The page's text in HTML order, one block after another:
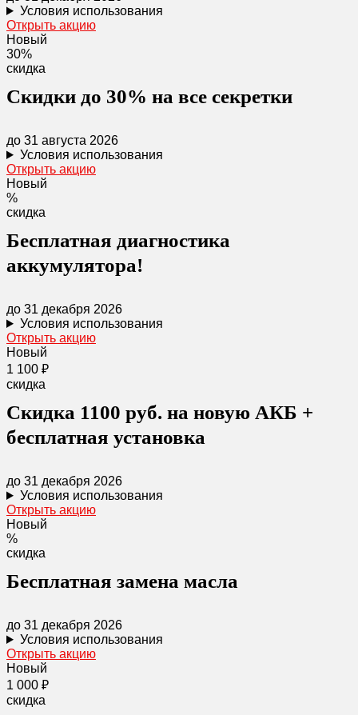
Условия использования
Открыть акцию
Новый
30%
скидка
Скидки до 30% на все секретки
до 31 августа 2026
Условия использования
Открыть акцию
Новый
%
скидка
Бесплатная диагностика
аккумулятора!
до 31 декабря 2026
Условия использования
Открыть акцию
Новый
1 100 ₽
скидка
Скидка 1100 руб. на новую АКБ +
бесплатная установка
до 31 декабря 2026
Условия использования
Открыть акцию
Новый
%
скидка
Бесплатная замена масла
до 31 декабря 2026
Условия использования
Открыть акцию
Новый
1 000 ₽
скидка